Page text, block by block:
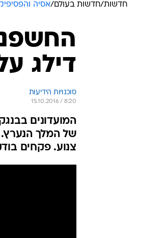
חדשות/חדשות בעולם/אסיה
דילג
סוכנויות הידיעות
15.10.2016 / 8:20
המועדונים
של המלך הנערץ.
צנוע. פקחים